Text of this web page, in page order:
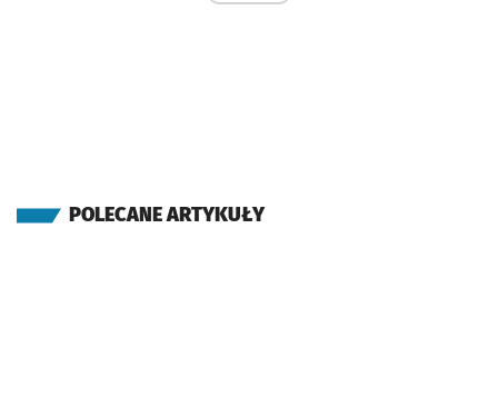
POLECANE ARTYKUŁY